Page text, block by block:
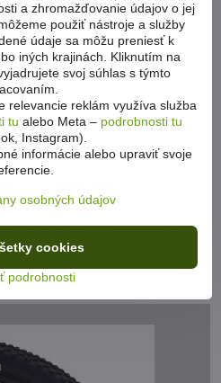
MT200
MT200 predstavuje rokmi
Brzdové kotúče sú taktiež od
a zhromažďovanie údajov o jej
použiť nástroje a služby
údaje sa môžu preniesť k
iných krajinách. Kliknutím na
svoj súhlas s týmto
relevancie reklám využíva služba
tu alebo Meta – podrobnosti tu
Instagram).
informácie alebo upraviť svoje
osobných údajov
podrobnosti
cookies